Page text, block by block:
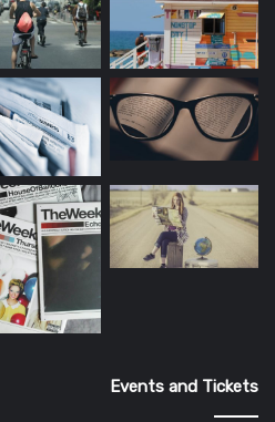
Events and Tickets